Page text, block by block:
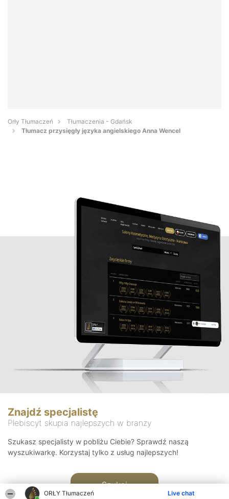
ORŁY Tłumaczeń Live chat
Orły Tłumaczeń
Tłumaczenia - Gdańsk
Tłumacz przysięgły języka angielskiego Anna Wencel
Znajdź specjalistę
Plebiscyt skupia najlepszych w branży
Szukasz specjalisty w pobliżu Ciebie? Sprawdź naszą
wyszukiwarkę. Korzystaj tylko z usług najlepszych!
Szukaj